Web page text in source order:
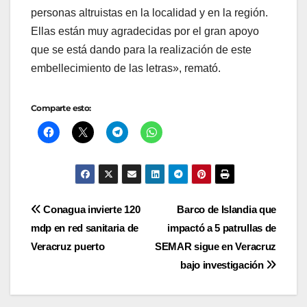
personas altruistas en la localidad y en la región.
Ellas están muy agradecidas por el gran apoyo
que se está dando para la realización de este
embellecimiento de las letras», remató.
Comparte esto:
Navegación
de
Barco de Islandia que
impactó a 5 patrullas de
SEMAR sigue en Veracruz
bajo investigación
Conagua invierte 120
mdp en red sanitaria de
Veracruz puerto